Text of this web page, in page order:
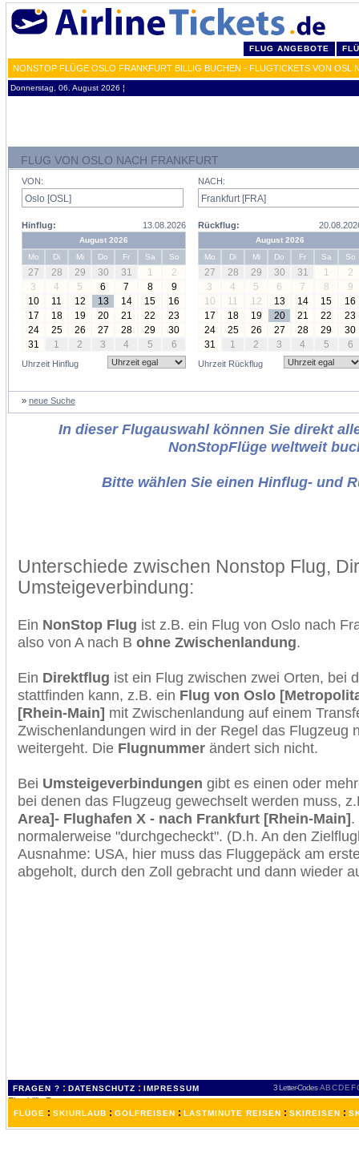
FLUG ANGEBOTE
NONSTOP FLÜGE OSLO FRANKFURT BILLIG BUCHEN - FLUGTICKETS VON OSL
Donnerstag, 06. August 2026 ¦
FLUG VON OSLO NACH FRANKFURT
VON:
Hinflug: 13.08.2026
August 2026
Mo
Di Mi Do Fr Sa So
27 28 29 30 31 1
2
3
4 5 6 7 8
9
10
11 12 13 14 15
16
17
18 19 20 21 22
23
24
25 26 27 28 29
30
31
1 2 3 4 5 6
Uhrzeit Hinflug
NACH:
Rückflug:
August 2026
Mo
Di Mi Do Fr Sa So
27 28 29 30 31 1
2
3
4 5 6 7 8
9
10
11 12 13 14 15
16
17
18 19 20 21 22
23
24
25 26 27 28 29
30
31
1 2 3 4 5 6
Uhrzeit Rückflug
» neue Suche
In dieser Flugauswahl können Sie direkt
NonStopFlüge weltweit
Bitte wählen Sie einen Hinflug- und
Unterschiede zwischen Nonstop Flug,
Umsteigeverbindung:
Ein NonStop Flug ist z.B. ein Flug von Oslo nach
also von A nach B ohne Zwischenlandung.
Ein Direktflug ist ein Flug zwischen zwei Orten, bei
stattfinden kann, z.B. ein Flug von Oslo
[Rhein-Main] mit Zwischenlandung auf einem
Zwischenlandungen wird in der Regel das Flugzeug
weitergeht. Die Flugnummer ändert sich nicht.
Bei Umsteigeverbindungen gibt es einen oder
bei denen das Flugzeug gewechselt werden muss,
Area]- Flughafen X - nach Frankfurt [Rhein-Main].
normalerweise "durchgecheckt". (D.h. An den
Ausnahme: USA, hier muss das Fluggepäck am
abgeholt, durch den Zoll gebracht und dann wieder
FRAGEN ? : DATENSCHUTZ : IMPRESSUM 3 Letter-Codes ABCDEF
FLÜGE : SKIURLAUB : GOLFREISEN : LASTMINUTE REISEN : SKIREISEN :